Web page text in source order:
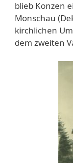
blieb Konzen
Monschau
kirchlichen
dem zweiten